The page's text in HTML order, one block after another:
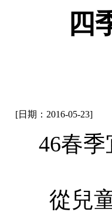
四
[日期：2016-05-23]
46春季
從兒童